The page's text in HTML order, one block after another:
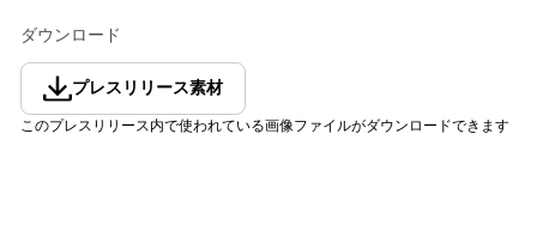
ダウンロード
プレスリリース素材
このプレスリリース内で使われている画像ファイルがダウンロードできます